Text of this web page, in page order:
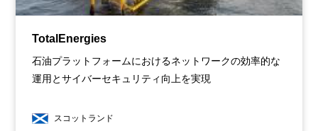
TotalEnergies
石油プラットフォームにおけるネットワークの効率的な
運用とサイバーセキュリティ向上を実現
スコットランド